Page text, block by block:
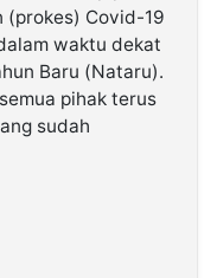
(prokes) Covid-19
waktu dekat
Baru (Nataru).
pihak terus
sudah